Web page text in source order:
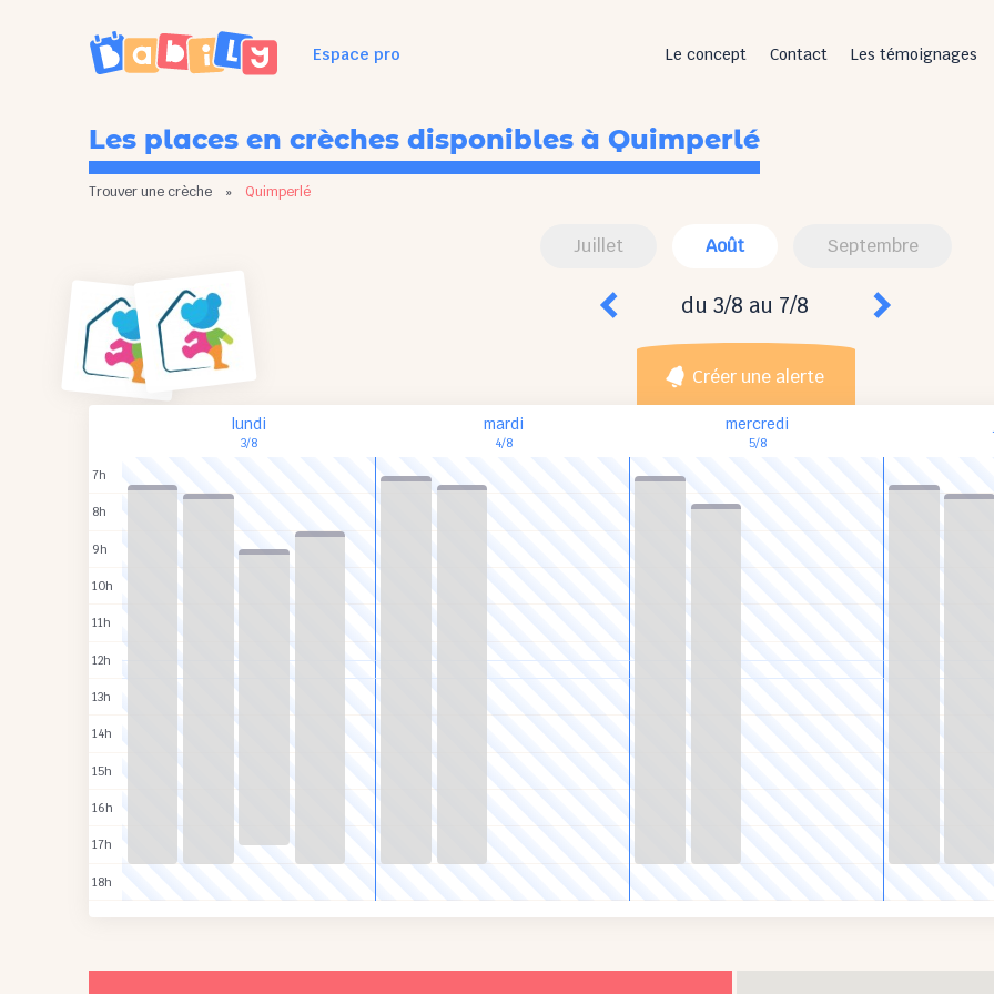
Espace pro Le concept Contact Les témoignages
Les places en crèches disponibles à Quimperlé
Trouver une crèche » Quimperlé
Juillet Août Septembre
du 3/8 au 7/8
Créer une alerte
lundi
3/8
mardi
4/8
mercredi
5/8
7h
8h
9h
10h
11h
12h
13h
14h
15h
16h
17h
18h